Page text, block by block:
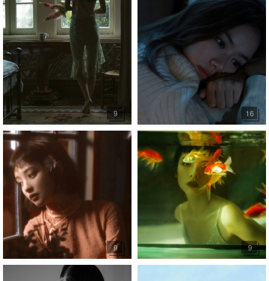
9 16
9 9